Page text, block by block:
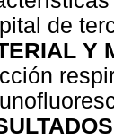
de
Y